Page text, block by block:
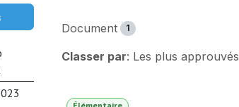
Document 1
Classer par: Les plus approuvés